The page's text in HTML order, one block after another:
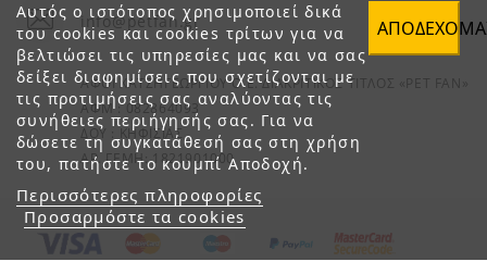
Αυτός ο ιστότοπος χρησιμοποιεί δικά
του cookies και cookies τρίτων για να
βελτιώσει τις υπηρεσίες μας και να σας
δείξει διαφημίσεις που σχετίζονται με
τις προτιμήσεις σας αναλύοντας τις
συνήθειες περιήγησής σας. Για να
δώσετε τη συγκατάθεσή σας στη χρήση
του, πατήστε το κουμπί Αποδοχή.
Περισσότερες πληροφορίες
Προσαρμόστε τα cookies
info@petfan.gr
ΑΦΟΙ ΧΑΤΖΗΓΕΩΡΓΙΟΥ Ο.Ε. ΔΙΑΚΡΙΤΙΚΟΣ ΤΙΤΛΟΣ «PET FAN»
ΑΦΜ : 082864093
ΔΟΥ : ΚΗΦΙΣΙΑΣ
ΑΡ. ΓΕΜΗ: 1821901000